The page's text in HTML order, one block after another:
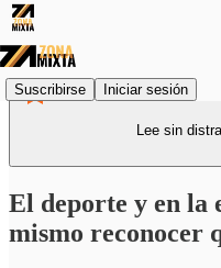
Suscribirse Iniciar sesión
Lee sin
El deporte y en la
mismo reconocer